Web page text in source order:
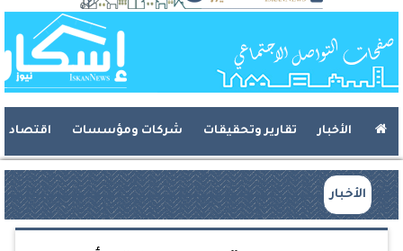
الأخبار تقارير وتحقيقات شركات ومؤسسات اقتصاد
الأخبار